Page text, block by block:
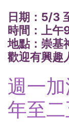
日期： 5/3
時間：上午
地點：崇基
歡迎有興趣
週一
年至